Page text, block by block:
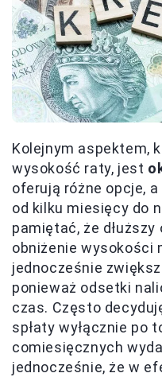
Kolejnym aspektem,
wysokość raty, jest
oferują różne opcje,
od kilku miesięcy do
pamiętać, że
obniżenie wysokości
jednocześnie
ponieważ odsetki
czas. Często
spłaty wyłącznie po
comiesięcznych
jednocześnie, że w